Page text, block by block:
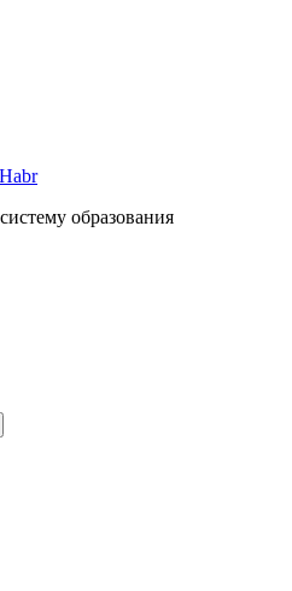
образования